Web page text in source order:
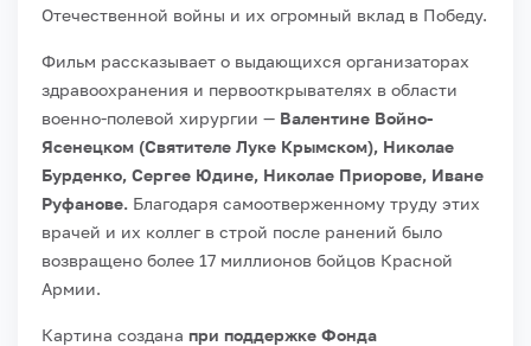
Отечественной войны и их огромный вклад в Победу.
Фильм рассказывает о выдающихся организаторах
здравоохранения и первооткрывателях в области
военно-полевой хирургии — Валентине Войно-
Ясенецком (Святителе Луке Крымском), Николае
Бурденко, Сергее Юдине, Николае Приорове, Иване
Руфанове. Благодаря самоотверженному труду этих
врачей и их коллег в строй после ранений было
возвращено более 17 миллионов бойцов Красной
Армии.
Картина создана при поддержке Фонда